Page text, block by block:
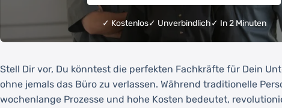
✓ Kostenlos✓ Unverbindlich✓ In 2 Minuten
Stell Dir vor, Du könntest die perfekten Fachkräfte für Dein
ohne jemals das Büro zu verlassen. Während traditionelle
wochenlange Prozesse und hohe Kosten bedeutet,